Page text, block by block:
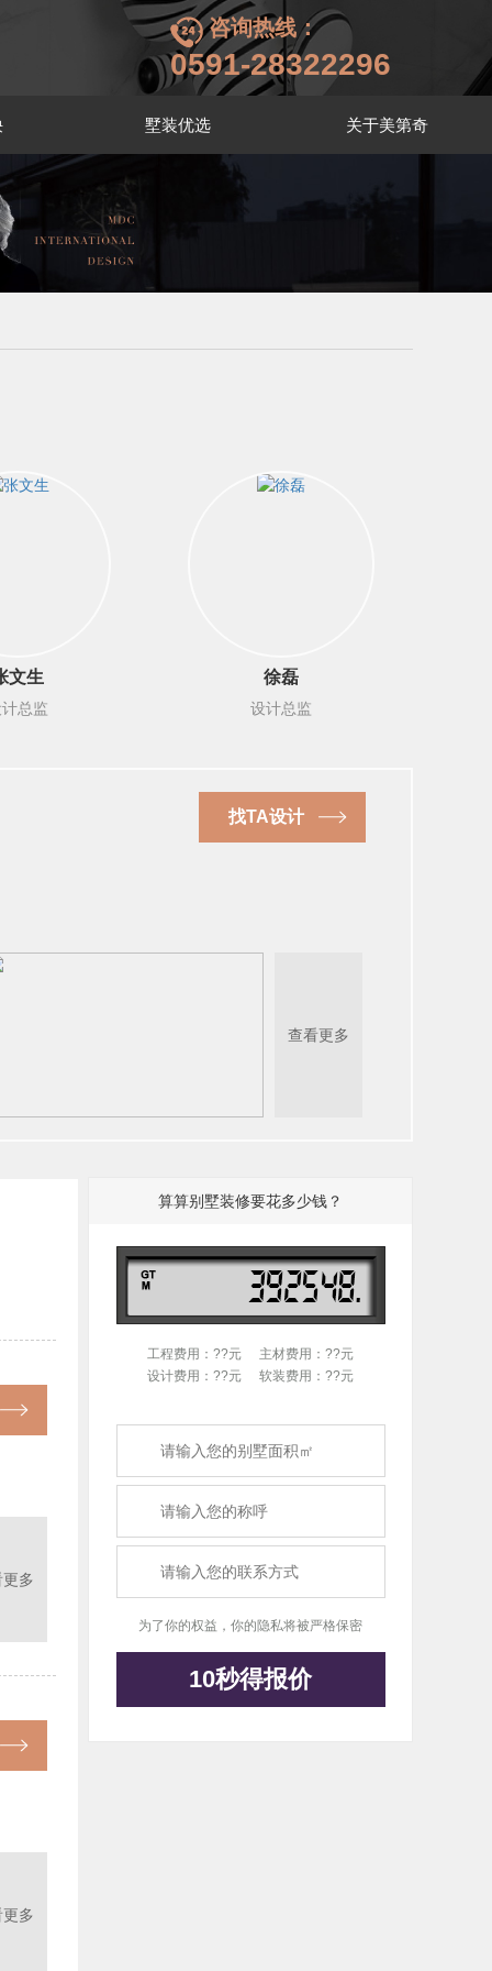
咨询热线：
0591-28322296
墅装优选 关于美第奇
文生
总监
徐磊
设计总监
找TA设计
查看更多
多
多
算算别墅装修要花多少钱？
工程费用：??元
主材费用：??元
设计费用：??元
软装费用：??元
为了你的权益，你的隐私将被严格保密
10秒得报价